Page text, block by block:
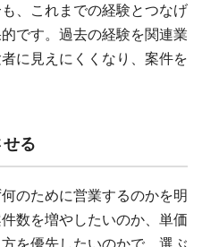
、これまでの経験とつなげ
です。過去の経験を関連業
に見えにくくなり、案件を
る
のために営業するのかを明
数を増やしたいのか、単価
を優先したいのかで、選ぶ